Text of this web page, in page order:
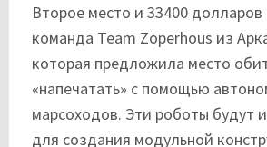
Второе место и 33400
команда Team Zoperhous из
которая предложила место
«напечатать» с помощью
марсоходов. Эти роботы будут
для создания модульной